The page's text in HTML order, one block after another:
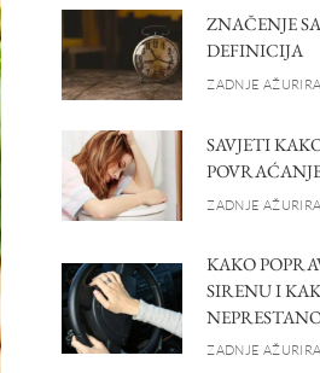
ZNAČENJE
DEFINICIJA
ZADNJE
SAVJETI
ZADNJE
KAKO
SIRENU I
ZADNJE